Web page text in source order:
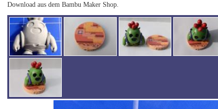
Download aus dem Bambu Maker Shop.